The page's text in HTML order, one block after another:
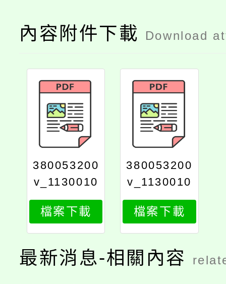
內容附件下載 Download
380053200
v_1130010
817_attach
1
檔案下載
380053200
v_1130010
817_print
檔案下載
最新消息-相關內容